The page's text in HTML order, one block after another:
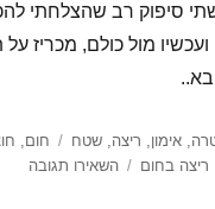
סיפוק רב שהצלחתי
מול כולם, מכריז
,אימון, ריצה,שטח תגיות
חום,
ריצה בחום השאירו תגובה